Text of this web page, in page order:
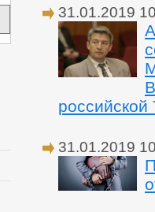
31.01.2019
31.01.2019